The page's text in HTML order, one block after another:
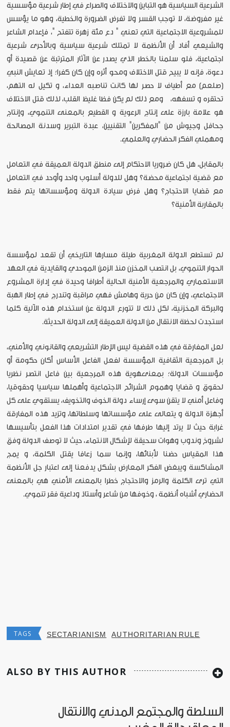
الشرعية السياسية هو التباين والاختلاف والصراع في إطار شرعية مؤسسية
غير مفروضة، لا توجب القسر ولا تفرض الضرورة والخطية، وهو ما يؤسس
للمشروعية الاجتماعية التي تعني " دع مئة زهرة تتفتح "، فإعدام الشاعر
والشيعي أفاد أن الأنظمة لا تمتلك شرعية سياسية وبالأحرى شرعية
اجتماعية، فلو سلمنا بالخطر الذي يصدر عن الآثار المترتبة عن قصيدة أو
دعوة، فإنه لا يبيح قتل الاختلاف ومحو أثره وإن كان كفرا؛ إذ تعايش النبي
(صلعم) مع أطياف لا حصر لها كانت تناصبه العداء، و تكيل له التهم،
تحتقره و تسفهه، ومع ذلك لم يكن فظا غليظ القلب، لذلك قتل الاختلاف
هو علامة بارزة على إنتاج الرعوية و القطيع بالمعنى التنموي، وإنتاج
جحافل وجيوش من "المفكرين" التقنيين، عبدة التبرير وسدنة المصالحة
ومهملي الفكر الحضاري والعلمي.
بالمقابل، هل كان ضروريا الاحتكام إلى منطق الدولة العميقة في التعامل
مع قضية اجتماعية محضة؟ وهل للدولة أسلوب واحد وأوحد في التعامل
مع قضايا الاحتجاج؟ وهل فرض سيادة الدولة ومؤسساتها يتم فقط
بالمقاربة الأمنية؟
لم تستطع الدولة المغربية طيلة مسارها التاريخي أن تقعد لمؤسسة
الحوار التنموي، بل انتصب المخزن منذ الزمن الموحدي والقايدية في العهد
الاستعماري والمرجعية الأمنية الحالية أطرافا وحيدة في إدارة المشروع
الاجتماعي، وإن كان من حرية وهامش فهي مراقبة وتندرج في إطار الهبة
والبركة المخزنية، لكل ذلك لا تتورع الدولة عن استخدام هذه الآلية كلما
استجدت لحظة الانتقال من الدولة العميقة إلى الدولة الحديثة.
لعل المفارقة في هذه القضية ليس الإطار التشريعي والقانوني والأمني،
بل المرجعية الثقافية المؤسسة لفعل الفاعل الأساس أكان حكومة أو
مؤسسات الدولة؛ بمعنىهوية هذه المرجعية بين فاعل انتصر نظريا
لحقوق و قضايا وهموم الشرائح الاجتماعية وأهملها سياسيا وحقوقيا،
وفاعل أمني لا يتقن سوى إرساء دولة الخوف والتخويف، يستقوي على كل
أجهزة الدولة و يتعالى على مؤسساتها وسلطاتها، وتزيد هذه المفارقة
غرابة حيث لا يرتد إليها طرفها في تقدير امتدادات هذا الفعل بتأسيسها
لشروخ وندوب وهوات سحيقة لإشكال الانتماء، حيث لا توصف الدولة وفق
هذا المقياس حضنا لأبنائها، وإنما سما زعافا يقتل الكلمة، و يمج
المشاكسة ويبغض الفكر المعارض بشكل يدفعنا إلى اعتبار جل الأنظمة
التي ترى الكلمة والرمز والاحتجاج خطرا بالمعنى الأمني هي بالمعنى
الحضاري أشباه أنظمة ، وخوفها من شاعر وأستاذ وداعية فقر تنموي.
TAGS SECTARIANISM AUTHORITARIAN RULE
ALSO BY THIS AUTHOR
السلطة والمجتمع المدني والانتقال